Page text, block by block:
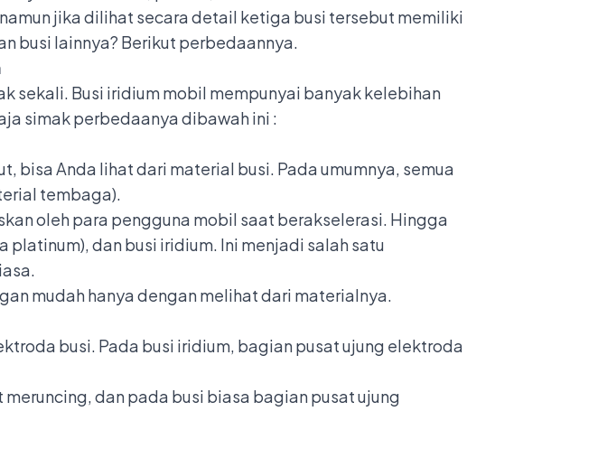
jika dilihat secara detail ketiga busi tersebut memiliki
busi lainnya? Berikut perbedaannya.
sekali. Busi iridium mobil mempunyai banyak kelebihan
simak perbedaanya dibawah ini :
bisa Anda lihat dari material busi. Pada umumnya, semua
tembaga).
oleh para pengguna mobil saat berakselerasi. Hingga
dan busi iridium. Ini menjadi salah satu
mudah hanya dengan melihat dari materialnya.
busi. Pada busi iridium, bagian pusat ujung elektroda
dan pada busi biasa bagian pusat ujung